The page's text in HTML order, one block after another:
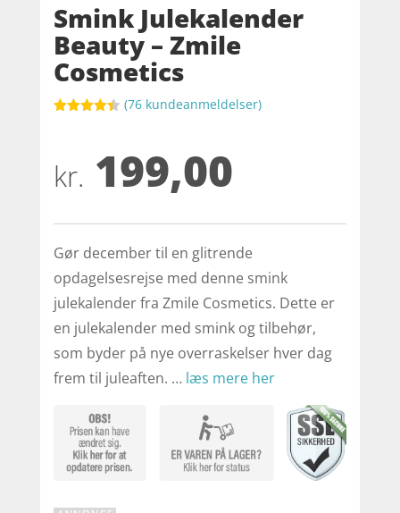
Smink Julekalender
Beauty – Zmile
Cosmetics
på
kundebedø
(76 kundeanmeldelser)
kr. 199,00
Gør december til en glitrende
opdagelsesrejse med denne smink
julekalender fra Zmile Cosmetics. Dette er
en julekalender med smink og tilbehør,
som byder på nye overraskelser hver dag
frem til juleaften. … læs mere her